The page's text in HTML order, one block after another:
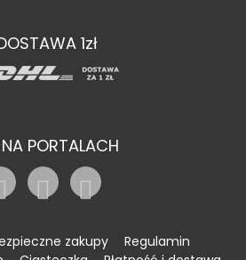
1zł
PORTALACH
zakupy
Regulamin